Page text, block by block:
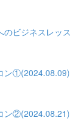
ビジネスレッス
ン①(2024.08.09)
ン②(2024.08.21)